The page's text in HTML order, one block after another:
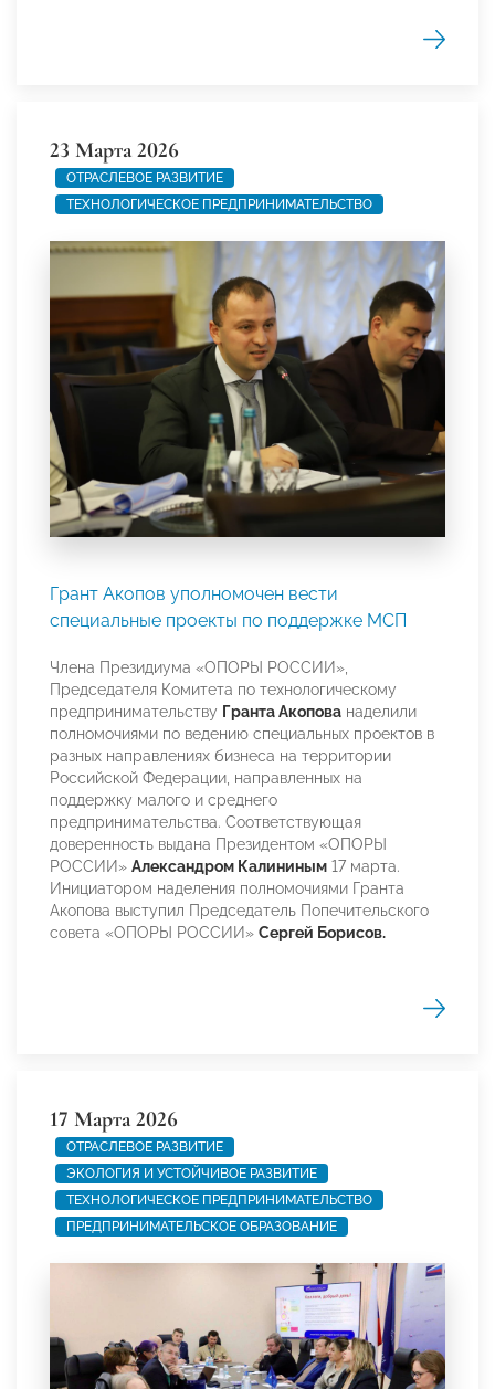
23 Марта 2026
ОТРАСЛЕВОЕ РАЗВИТИЕ
ТЕХНОЛОГИЧЕСКОЕ ПРЕДПРИНИМАТЕЛЬСТВО
Грант Акопов уполномочен вести
специальные проекты по поддержке МСП
Члена Президиума «ОПОРЫ РОССИИ»,
Председателя Комитета по технологическому
предпринимательству Гранта Акопова наделили
полномочиями по ведению специальных проектов в
разных направлениях бизнеса на территории
Российской Федерации, направленных на
поддержку малого и среднего
предпринимательства. Соответствующая
доверенность выдана Президентом «ОПОРЫ
РОССИИ» Александром Калининым 17 марта.
Инициатором наделения полномочиями Гранта
Акопова выступил Председатель Попечительского
совета «ОПОРЫ РОССИИ» Сергей Борисов.
17 Марта 2026
ОТРАСЛЕВОЕ РАЗВИТИЕ
ЭКОЛОГИЯ И УСТОЙЧИВОЕ РАЗВИТИЕ
ТЕХНОЛОГИЧЕСКОЕ ПРЕДПРИНИМАТЕЛЬСТВО
ПРЕДПРИНИМАТЕЛЬСКОЕ ОБРАЗОВАНИЕ